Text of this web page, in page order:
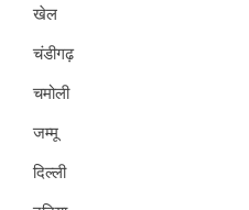
खेल
चंडीगढ़
चमोली
जम्मू
दिल्ली